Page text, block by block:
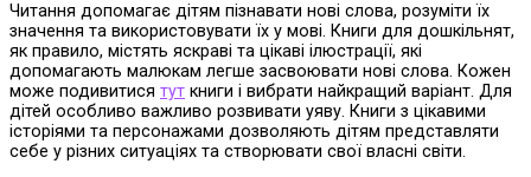
Читання допомагає дітям пізнавати нові слова, розуміти їх
значення та використовувати їх у мові. Книги для дошкільнят,
як правило, містять яскраві та цікаві ілюстрації, які
допомагають малюкам легше засвоювати нові слова. Кожен
може подивитися тут книги і вибрати найкращий варіант. Для
дітей особливо важливо розвивати уяву. Книги з цікавими
історіями та персонажами дозволяють дітям представляти
себе у різних ситуаціях та створювати свої власні світи.